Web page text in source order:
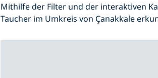
Mithilfe der Filter und der interaktiven
Taucher im Umkreis von Çanakkale